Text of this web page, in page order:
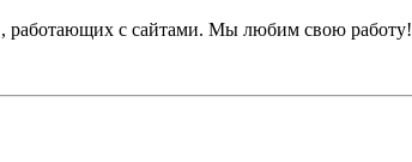
работающих с сайтами. Мы любим свою работу!